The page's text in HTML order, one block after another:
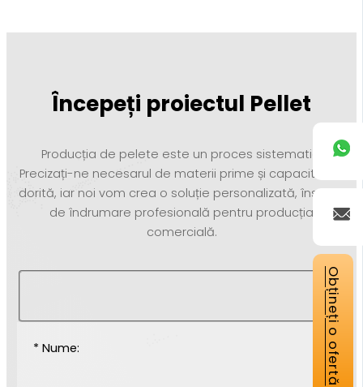
Începeți proiectul Pellet
Producția de pelete este un proces sistematic.
Precizați-ne necesarul de materii prime și capacitatea
dorită, iar noi vom crea o soluție personalizată, însoțită
de îndrumare profesională pentru producția
comercială.
* Nume: Obțineți o ofertă